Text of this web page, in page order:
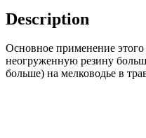
Description
Основное применение
неогруженную резину
больше) на мелководье в